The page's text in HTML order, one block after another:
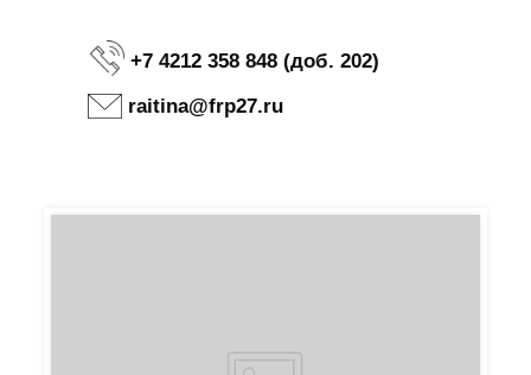
+7 4212 358 848 (доб. 202)
raitina@frp27.ru